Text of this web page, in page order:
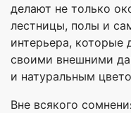
делают не только
лестницы, полы и
интерьера, которые
своими внешними
и натуральным
Вне всякого